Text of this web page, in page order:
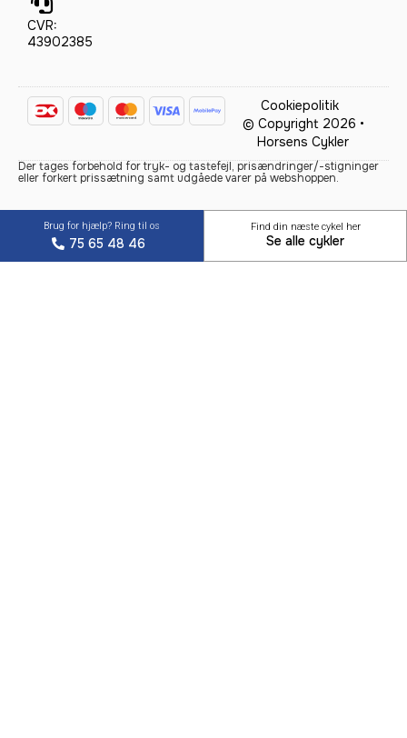
CVR:
43902385
Cookiepolitik
© Copyright 2026 •
Horsens Cykler
Der tages forbehold for tryk- og tastefejl, prisændringer/-stigninger
eller forkert prissætning samt udgåede varer på webshoppen.
Brug for hjælp? Ring til os
75 65 48 46
Find din næste cykel her
Se alle cykler